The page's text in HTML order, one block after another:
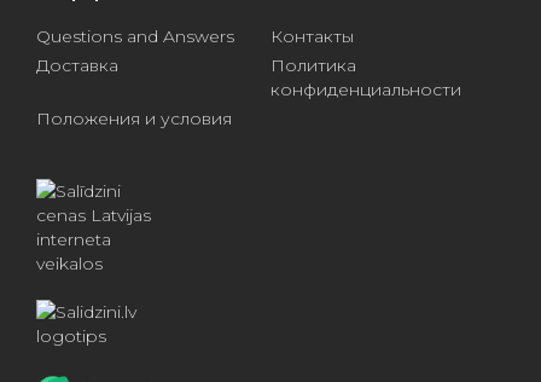
Questions and Answers
Контакты
Доставка
Политика
конфиденциальности
Положения и условия